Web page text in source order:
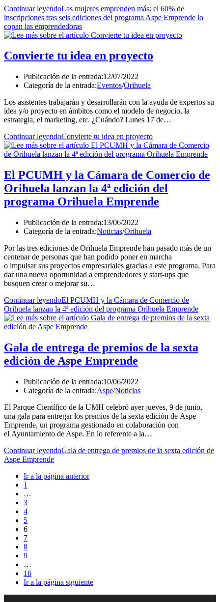
Continuar leyendoLas mujeres emprenden más: el 60% de
inscripciones tras seis ediciones del programa Aspe Emprende lo
copan las emprendedoras
Convierte tu idea en proyecto
Publicación de la entrada:12/07/2022
Categoría de la entrada:Eventos/Orihuela
Los asistentes trabajarán y desarrollarán con la ayuda de expertos su
idea y/o proyecto en ámbitos como el modelo de negocio, la
estrategia, el marketing, etc. ¿Cuándo? Lunes 17 de…
Continuar leyendoConvierte tu idea en proyecto
El PCUMH y la Cámara de Comercio de
Orihuela lanzan la 4ª edición del
programa Orihuela Emprende
Publicación de la entrada:13/06/2022
Categoría de la entrada:Noticias/Orihuela
Por las tres ediciones de Orihuela Emprende han pasado más de un
centenar de personas que han podido poner en marcha
o impulsar sus proyectos empresariales gracias a este programa. Para
dar una nueva oportunidad a emprendedores y start-ups que
busquen crear o mejorar su…
Continuar leyendoEl PCUMH y la Cámara de Comercio de
Orihuela lanzan la 4ª edición del programa Orihuela Emprende
Gala de entrega de premios de la sexta
edición de Aspe Emprende
Publicación de la entrada:10/06/2022
Categoría de la entrada:Aspe/Noticias
El Parque Científico de la UMH celebró ayer jueves, 9 de junio,
una gala para entregar los premios de la sexta edición de Aspe
Emprende, un programa gestionado en colaboración con
el Ayuntamiento de Aspe. En lo referente a la…
Continuar leyendoGala de entrega de premios de la sexta edición de
Aspe Emprende
Ir a la página anterior
1
…
3
4
5
6
7
8
9
…
16
Ir a la página siguiente